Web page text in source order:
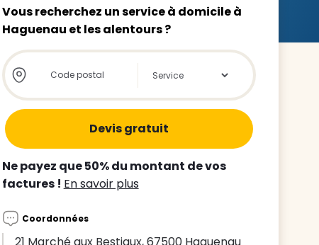
le
enfant
à
Vous recherchez un service à domicile à
Haguenau et les alentours ?
Store locator global - Autocompletion
Rechercher
Ne payez que 50% du montant de vos
factures ! En savoir plus
Coordonnées